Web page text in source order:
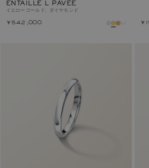
ENTAILLE L PAVÉE
イエローゴールド, ダイヤモンド
￥542,000 ￥